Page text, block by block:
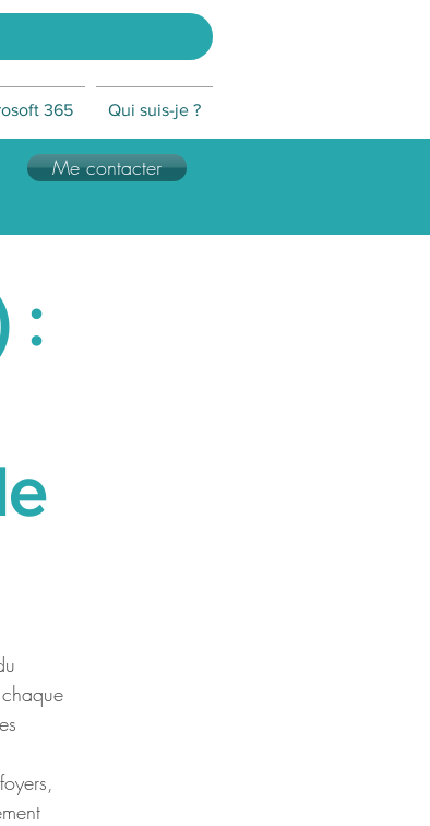
365 Qui suis-je ?
Me contacter
: